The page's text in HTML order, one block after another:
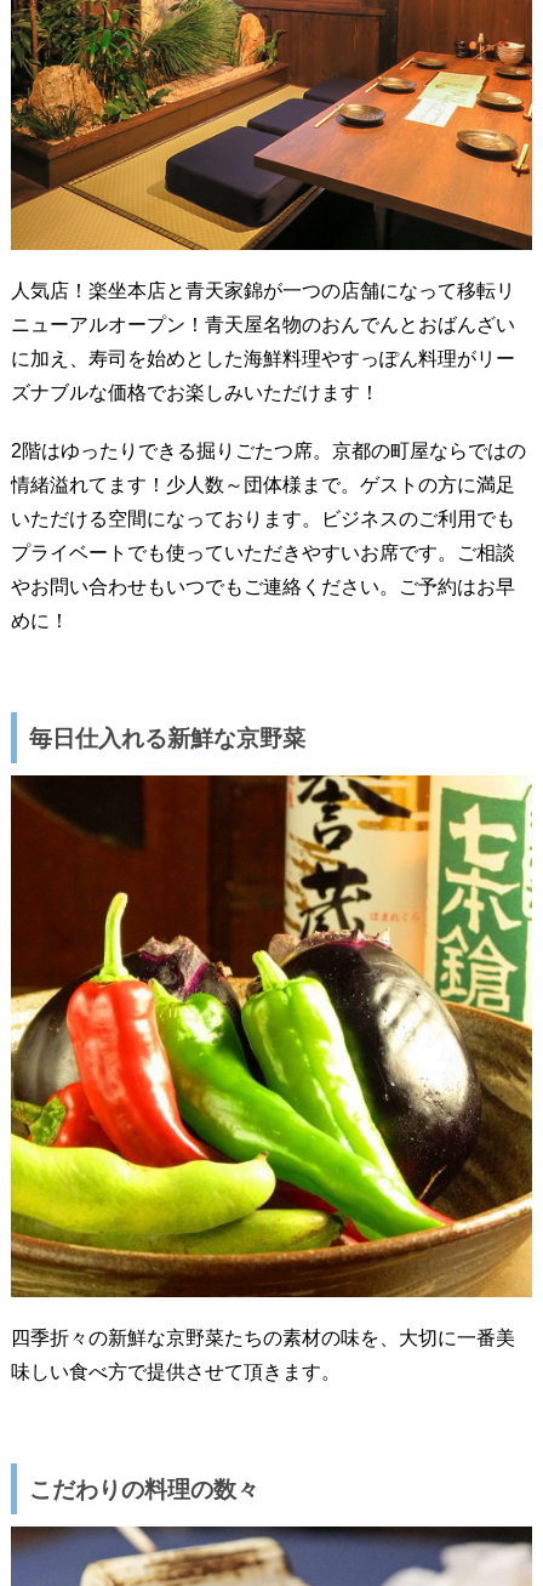
人気店！楽坐本店と青天家錦が一つの店舗になって移転リ
ニューアルオープン！青天屋名物のおんでんとおばんざい
に加え、寿司を始めとした海鮮料理やすっぽん料理がリー
ズナブルな価格でお楽しみいただけます！
2階はゆったりできる掘りごたつ席。京都の町屋ならではの
情緒溢れてます！少人数～団体様まで。ゲストの方に満足
いただける空間になっております。ビジネスのご利用でも
プライベートでも使っていただきやすいお席です。ご相談
やお問い合わせもいつでもご連絡ください。ご予約はお早
めに！
毎日仕入れる新鮮な京野菜
四季折々の新鮮な京野菜たちの素材の味を、大切に一番美
味しい食べ方で提供させて頂きます。
こだわりの料理の数々